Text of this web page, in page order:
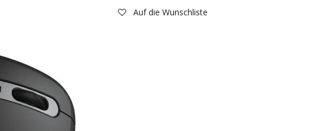
Auf die Wunschliste